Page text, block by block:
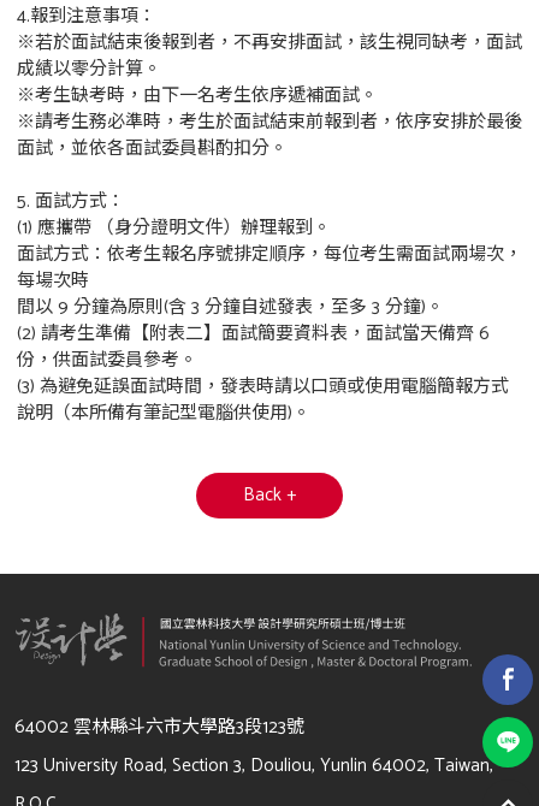
4.報到注意事項：
※若於面試結束後報到者，不再安排面試，該生視同缺考，面試
成績以零分計算。
※考生缺考時，由下一名考生依序遞補面試。
※請考生務必準時，考生於面試結束前報到者，依序安排於最後
面試，並依各面試委員斟酌扣分。
5. 面試方式：
(1) 應攜帶 （身分證明文件）辦理報到。
面試方式：依考生報名序號排定順序，每位考生需面試兩場次，
每場次時
間以 9 分鐘為原則(含 3 分鐘自述發表，至多 3 分鐘)。
(2) 請考生準備【附表二】面試簡要資料表，面試當天備齊 6
份，供面試委員參考。
(3) 為避免延誤面試時間，發表時請以口頭或使用電腦簡報方式
說明（本所備有筆記型電腦供使用)。
Back +
64002 雲林縣斗六市大學路3段123號
123 University Road, Section 3, Douliou, Yunlin 64002, Taiwan,